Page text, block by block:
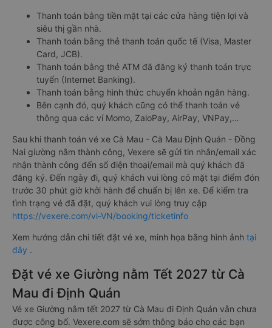
Thanh toán bằng tiền mặt tại các cửa hàng tiện lợi và
siêu thị gần nhà.
Thanh toán bằng thẻ thanh toán quốc tế (Visa, Master
Card, JCB).
Thanh toán bằng thẻ ATM đã đăng ký thanh toán trực
tuyến (Internet Banking).
Thanh toán bằng hình thức chuyển khoản ngân hàng.
Bên cạnh đó, quý khách cũng có thể thanh toán vé
thông qua các ví Momo, ZaloPay, AirPay, VNPay,…
Sau khi thanh toán vé xe Cà Mau - Cà Mau Định Quán - Đồng
Nai giường nằm thành công, Vexere sẽ gửi tin nhắn/email xác
nhận thành công đến số điện thoại/email mà quý khách đã
đăng ký. Đến ngày đi, quý khách vui lòng có mặt tại điểm đón
trước 30 phút giờ khởi hành để chuẩn bị lên xe. Để kiểm tra
tình trạng vé đã đặt, quý khách vui lòng truy cập
https://vexere.com/vi-VN/booking/ticketinfo
Xem hướng dẫn chi tiết đặt vé xe, minh họa bằng hình ảnh tại
đây .
Đặt vé xe Giường nằm Tết 2027 từ Cà
Mau đi Định Quán
Vé xe Giường nằm tết 2027 từ Cà Mau đi Định Quán vẫn chưa
được công bố. Vexere.com sẽ sớm thông báo cho các bạn